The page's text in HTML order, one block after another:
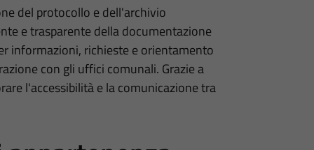
del protocollo e dell'archivio
e trasparente della documentazione
informazioni, richieste e orientamento
con gli uffici comunali. Grazie a
l'accessibilità e la comunicazione tra